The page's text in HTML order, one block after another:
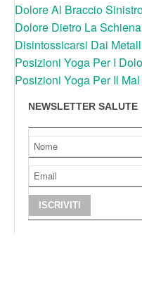
Dolore Al Braccio
Dolore Dietro La
Disintossicarsi Dai
Posizioni Yoga Per I
Posizioni Yoga Per Il
NEWSLETTER SALUTE